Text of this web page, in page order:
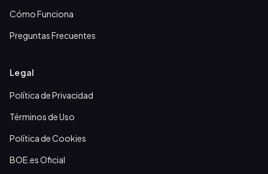
Cómo Funciona
Preguntas Frecuentes
Legal
Política de Privacidad
Términos de Uso
Política de Cookies
BOE.es Oficial